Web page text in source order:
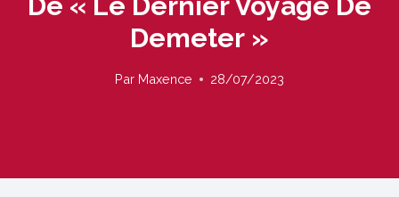
Demeter »
Par Maxence 28/07/2023